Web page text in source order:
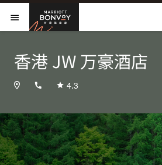
Skip to Content
打开菜单万豪旅享家
香港 JW 万豪酒店
+85228108366
4.3